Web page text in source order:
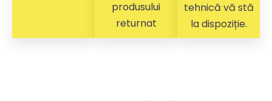
produsului
returnat
tehnică vă stă
la dispoziție.